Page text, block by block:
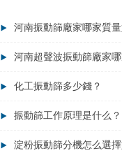
河南振動篩廠家哪家質量
河南超聲波振動篩廠家哪
化工振動篩多少錢？
振動篩工作原理是什么？
淀粉振動篩分機怎么選擇